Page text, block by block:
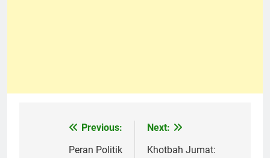
NavigasiPrevious:
Peran Politik
Next:
Khotbah Jumat: